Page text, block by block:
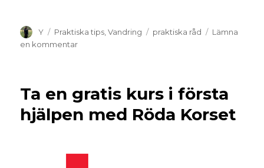
Y Praktiska tips,Vandring praktiska råd
Lämna
en kommentar
Ta en gratis kurs i första
hjälpen med Röda Korset